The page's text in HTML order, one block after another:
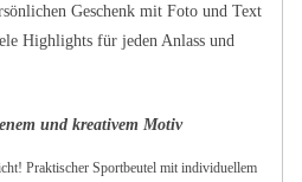
Geschenk mit Foto und Text
Highlights für jeden Anlass und
und kreativem Motiv
Praktischer Sportbeutel mit individuellem